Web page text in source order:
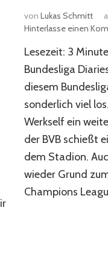
von Lukas Schmitt
Hinterlasse einen
Lesezeit: 3
Bundesliga
diesem
sonderlich viel
Werkself ein
der BVB schießt
dem Stadion.
wieder Grund
Champions